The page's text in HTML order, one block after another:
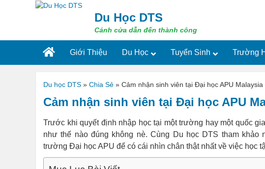
Du Học DTS
Cánh cửa dẫn đến thành công
Giới Thiệu Du Học Tuyển Sinh Trường
Du học DTS » Chia Sẻ » Cảm nhận sinh viên tại Đại học APU Malaysia
Cảm nhận sinh viên tại Đại học APU
Trước khi quyết định nhập học tại một trường hay một quốc
như thế nào đúng không nè. Cùng Du học DTS tham
trường Đại học APU để có cái nhìn chân thật nhất về việc học